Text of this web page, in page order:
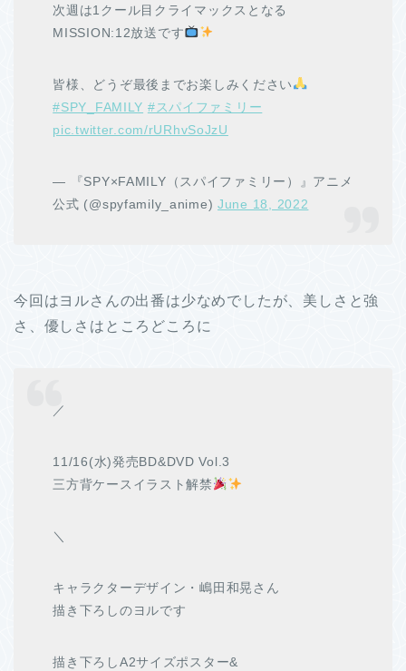
次週は1クール目クライマックスとなる
MISSION:12放送です
皆様、どうぞ最後までお楽しみください
#SPY_FAMILY #スパイファミリー
pic.twitter.com/rURhvSoJzU
— 『SPY×FAMILY（スパイファミリー）』アニメ
公式 (@spyfamily_anime)June 18, 2022
今回はヨルさんの出番は少なめでしたが、美しさと強
さ、優しさはところどころに
／
11/16(水)発売BD&DVD Vol.3
三方背ケースイラスト解禁
＼
キャラクターデザイン・嶋田和晃さん
描き下ろしのヨルです
描き下ろしA2サイズポスター&